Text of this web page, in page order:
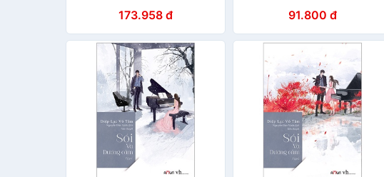
173.958 đ 91.800 đ